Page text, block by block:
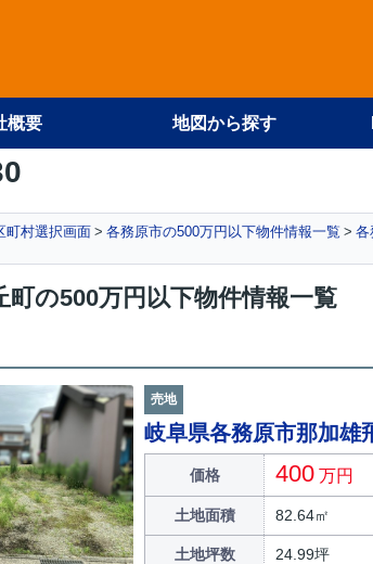
概要 地図から探す
町村選択画面 各務原市の500万円以下物件情報一覧
各
町の500万円以下物件情報一覧
売地
岐阜県各務原市那加
価格 400 万円
土地面積 82.64㎡
土地坪数 24.99坪